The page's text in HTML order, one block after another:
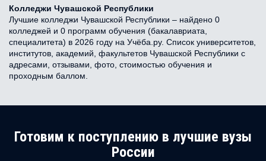
Колледжи Чувашской Республики
Лучшие колледжи Чувашской Республики – найдено 0
колледжей и 0 программ обучения (бакалавриата,
специалитета) в 2026 году на Учёба.ру. Список университетов,
институтов, академий, факультетов Чувашской Республики с
адресами, отзывами, фото, стоимостью обучения и
проходным баллом.
Готовим к поступлению в лучшие вузы
России